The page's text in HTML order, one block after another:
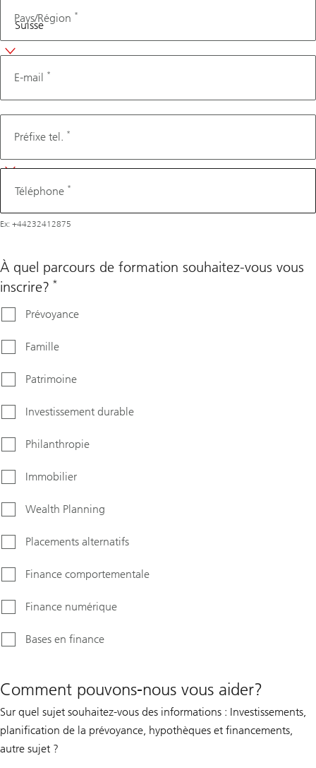
Pays/Région *
E-mail *
Téléphone
Préfixe tel. *
Téléphone *
Ex: +44232412875
À quel parcours de formation souhaitez-vous vous
inscrire? *
Prévoyance
Famille
Patrimoine
Investissement durable
Philanthropie
Immobilier
Wealth Planning
Placements alternatifs
Finance comportementale
Finance numérique
Bases en finance
Comment pouvons-nous vous aider?
Sur quel sujet souhaitez-vous des informations : Investissements,
planification de la prévoyance, hypothèques et financements,
autre sujet ?